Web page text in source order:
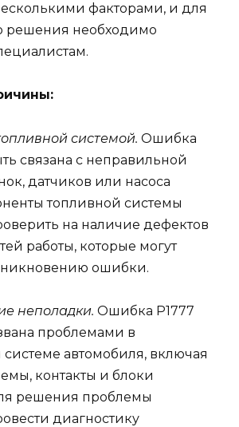
факторами, и для
решения необходимо
системой. Ошибка
связана с неправильной
датчиков или насоса
топливной системы
на наличие дефектов
работы, которые могут
ошибки.
неполадки. Ошибка Р1777
проблемами в
автомобиля, включая
контакты и блоки
решения проблемы
диагностику